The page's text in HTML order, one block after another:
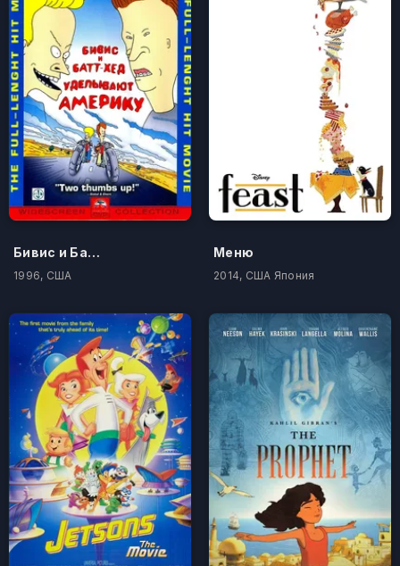
Бивис и Батт-Хед уделывают Америку
1996, США
Меню
2014, США Япония